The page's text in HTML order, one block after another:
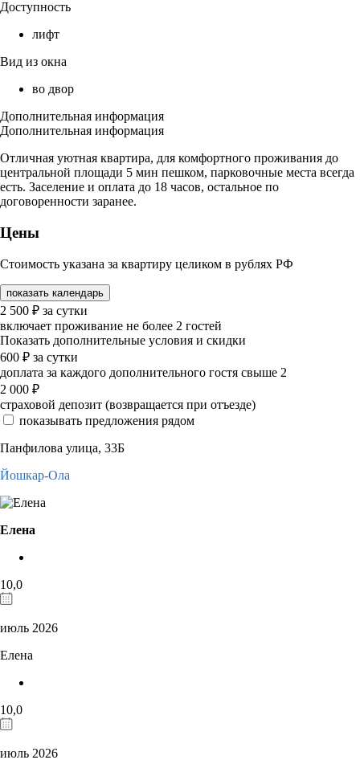
Доступность
лифт
Вид из окна
во двор
Дополнительная информация
Дополнительная информация
Отличная уютная квартира, для комфортного проживания до
центральной площади 5 мин пешком, парковочные места всегда
есть. Заселение и оплата до 18 часов, остальное по
договоренности заранее.
Цены
Стоимость указана за квартиру целиком в рублях РФ
показать календарь
2 500 ₽ за сутки
включает проживание не более 2 гостей
Показать дополнительные условия и скидки
600 ₽ за сутки
доплата за каждого дополнительного гостя свыше 2
2 000 ₽
страховой депозит (возвращается при отъезде)
показывать предложения рядом
Панфилова улица, 33Б
Йошкар-Ола
Елена
10,0
июль 2026
Елена
10,0
июль 2026